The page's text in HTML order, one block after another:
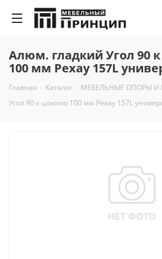
Алюм. гладкий Угол 90
100 мм Рехау 157L
Главная - Каталог - МЕБЕЛЬНЫЕ ОПОРЫ И
Угол 90 к цоколю 100 мм Рехау 157L